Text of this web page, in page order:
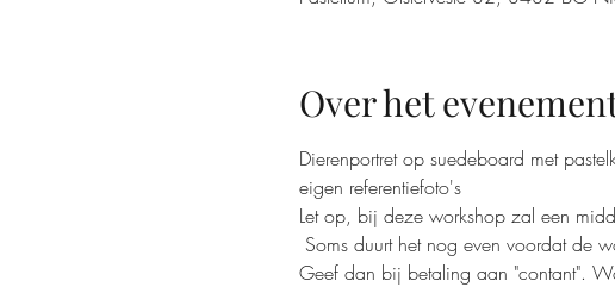
Over het
Dierenportret op suedeboard met
eigen referentiefoto's
Let op, bij deze workshop zal een
Soms duurt het nog even voordat de
Geef dan bij betaling aan "contant".